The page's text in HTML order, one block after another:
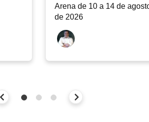
Arena de 10 a 14 de
de 2026